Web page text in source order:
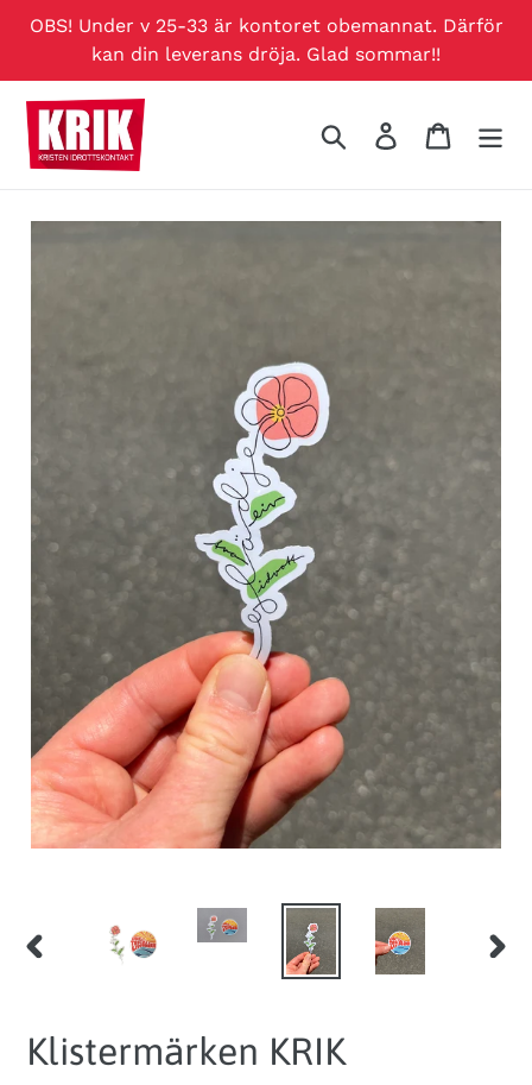
innehållet
OBS! Under v 25-33 är kontoret obemannat. Därför
kan din leverans dröja. Glad sommar!!
Sök Logga inVarukorg
Klistermärken KRIK